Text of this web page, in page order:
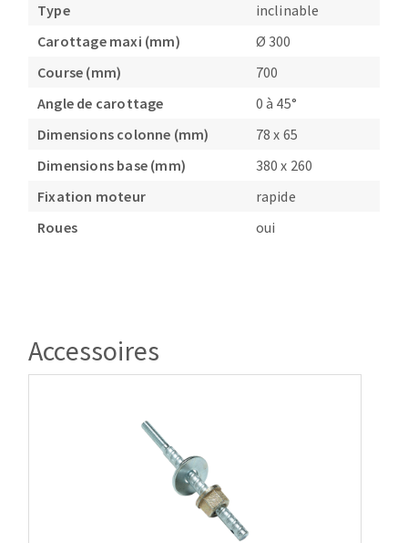
Type
inclinable
Carottage maxi (mm)
Ø 300
Course (mm)
700
Angle de carottage
0 à 45°
Dimensions colonne (mm)
78 x 65
Dimensions base (mm)
380 x 260
Fixation moteur
rapide
Roues
oui
Accessoires